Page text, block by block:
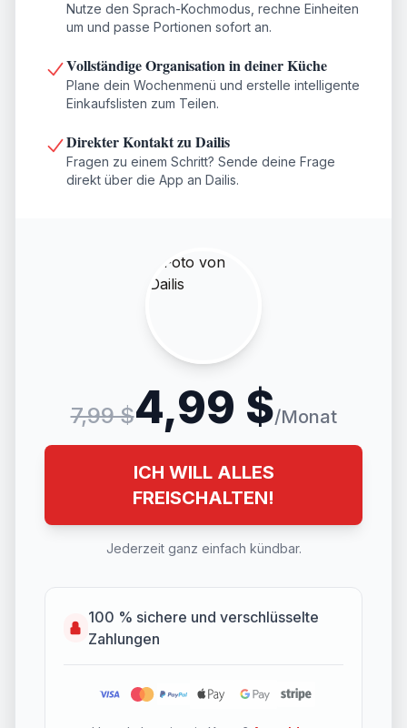
Nutze den Sprach-Kochmodus, rechne Einheiten
um und passe Portionen sofort an.
Vollständige Organisation in deiner Küche
Plane dein Wochenmenü und erstelle intelligente
Einkaufslisten zum Teilen.
Direkter Kontakt zu Dailis
Fragen zu einem Schritt? Sende deine Frage
direkt über die App an Dailis.
7,99 $4,99 $/Monat
ICH WILL ALLES
FREISCHALTEN!
Jederzeit ganz einfach kündbar.
100 % sichere und verschlüsselte
Zahlungen